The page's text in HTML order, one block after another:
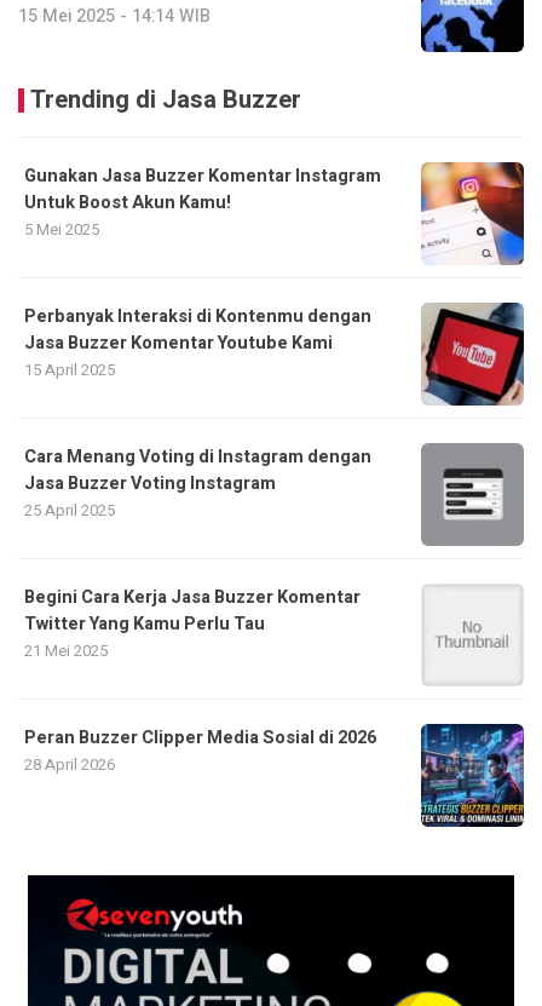
15 Mei 2025 - 14:14 WIB
Trending di Jasa Buzzer
Gunakan Jasa Buzzer Komentar Instagram
Untuk Boost Akun Kamu!
5 Mei 2025
Perbanyak Interaksi di Kontenmu dengan
Jasa Buzzer Komentar Youtube Kami
15 April 2025
Cara Menang Voting di Instagram dengan
Jasa Buzzer Voting Instagram
25 April 2025
Begini Cara Kerja Jasa Buzzer Komentar
Twitter Yang Kamu Perlu Tau
21 Mei 2025
Peran Buzzer Clipper Media Sosial di 2026
28 April 2026